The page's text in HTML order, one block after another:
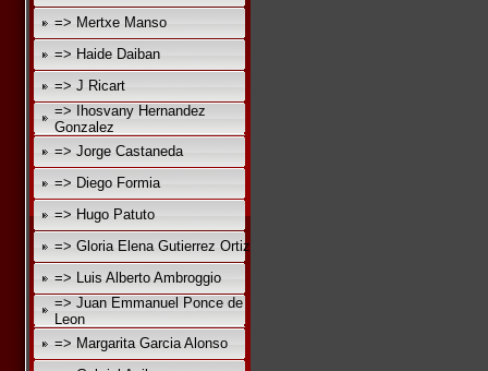
=> Mertxe Manso
=> Haide Daiban
=> J Ricart
=> Ihosvany Hernandez
Gonzalez
=> Jorge Castaneda
=> Diego Formia
=> Hugo Patuto
=> Gloria Elena Gutierrez Ortiz
=> Luis Alberto Ambroggio
=> Juan Emmanuel Ponce de
Leon
=> Margarita Garcia Alonso